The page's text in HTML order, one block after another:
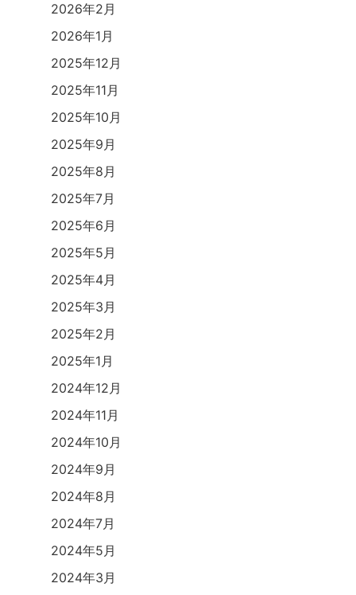
2026年2月
2026年1月
2025年12月
2025年11月
2025年10月
2025年9月
2025年8月
2025年7月
2025年6月
2025年5月
2025年4月
2025年3月
2025年2月
2025年1月
2024年12月
2024年11月
2024年10月
2024年9月
2024年8月
2024年7月
2024年5月
2024年3月